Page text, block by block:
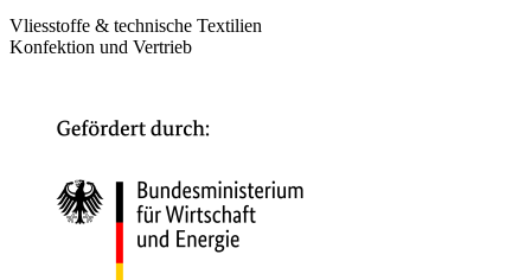
Vliesstoffe & technische Textilien
Konfektion und Vertrieb